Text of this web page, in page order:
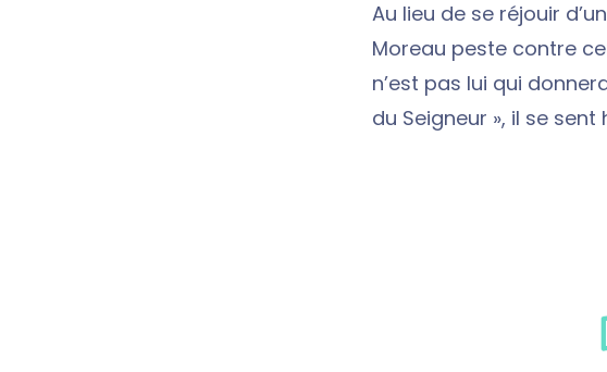
Au lieu de se réjouir
Moreau peste contre
n’est pas lui qui
du Seigneur », il se sent